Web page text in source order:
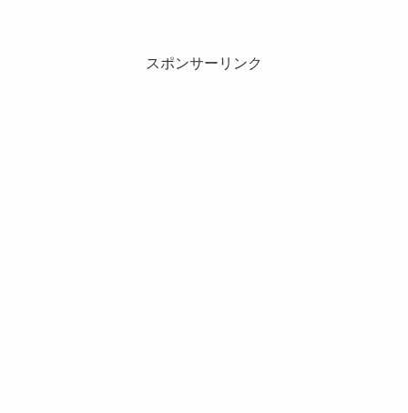
スポンサーリンク